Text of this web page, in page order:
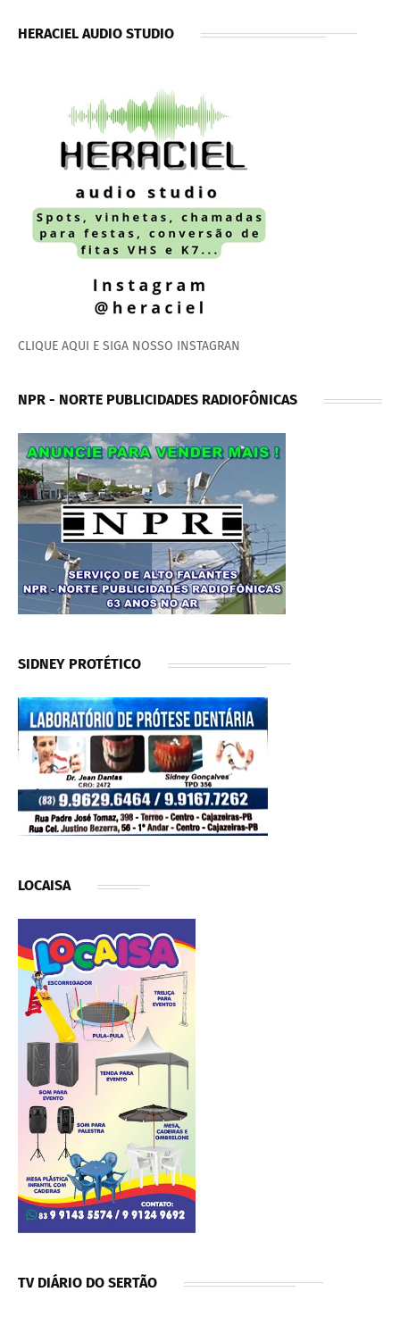
HERACIEL AUDIO STUDIO
CLIQUE AQUI E SIGA NOSSO INSTAGRAN
NPR - NORTE PUBLICIDADES RADIOFÔNICAS
SIDNEY PROTÉTICO
LOCAISA
TV DIÁRIO DO SERTÃO